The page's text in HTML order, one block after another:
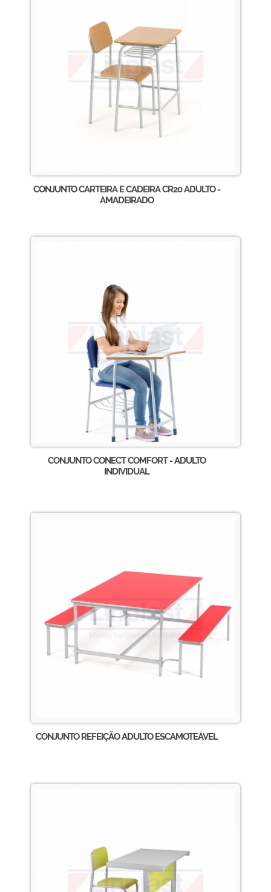
CONJUNTO CARTEIRA E CADEIRA CR20 ADULTO -
AMADEIRADO
CONJUNTO CONECT COMFORT - ADULTO
INDIVIDUAL
CONJUNTO REFEIÇÃO ADULTO ESCAMOTEÁVEL